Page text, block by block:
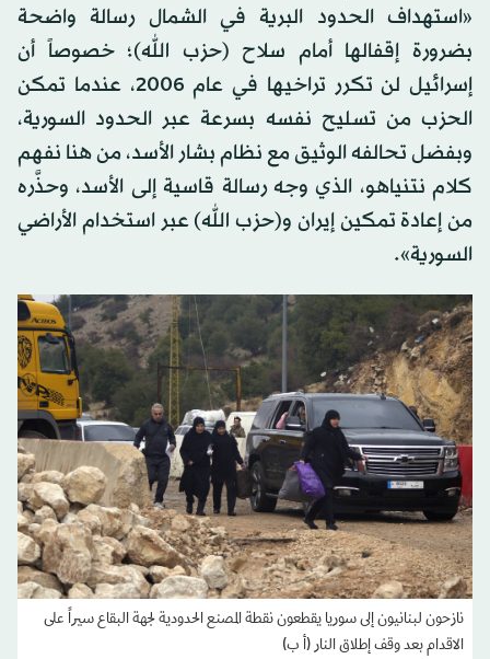
«استهداف الحدود البرية في الشمال رسالة واضحة
بضرورة إقفالها أمام سلاح (حزب الله)؛ خصوصاً أن
إسرائيل لن تكرر تراخيها في عام 2006، عندما تمكن
الحزب من تسليح نفسه بسرعة عبر الحدود السورية،
وبفضل تحالفه الوثيق مع نظام بشار الأسد، من هنا نفهم
كلام نتنياهو، الذي وجه رسالة قاسية إلى الأسد، وحذَّره
من إعادة تمكين إيران و(حزب الله) عبر استخدام الأراضي
السورية».
نازحون لبنانيون إلى سوريا يقطعون نقطة المصنع الحدودية لجهة البقاع سيراً على
الاقدام بعد وقف إطلاق النار (أ ب)